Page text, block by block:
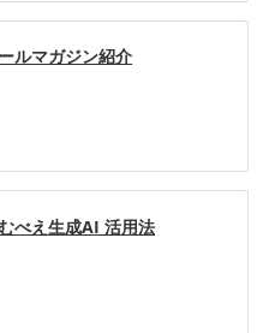
ルマガジン紹介
べえ生成AI 活用法